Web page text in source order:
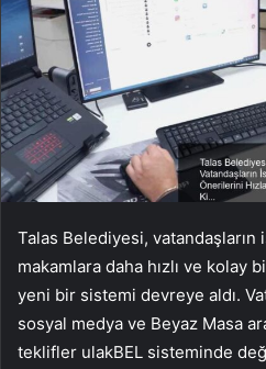
Talas Belediyesi,
makamlara daha hızlı ve
yeni bir sistemi devreye aldı.
sosyal medya ve Beyaz Masa
teklifler ulakBEL sisteminde